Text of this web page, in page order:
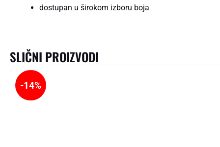
dostupan u širokom izboru boja
SLIČNI PROIZVODI
-14%